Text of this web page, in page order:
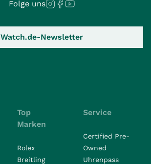
Folge uns
Watch.de-Newsletter
Top
Marken
Rolex
Breitling
Service
Certified Pre-
Owned
Uhrenpass